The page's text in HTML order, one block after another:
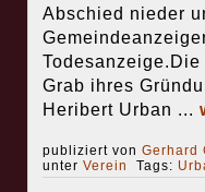
Abschied nieder
Grab ihres
Heribert Urban ...
publiziert von Gerhard
unter Verein Tags: